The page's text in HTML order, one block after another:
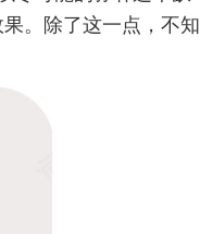
。除了这一点，不知